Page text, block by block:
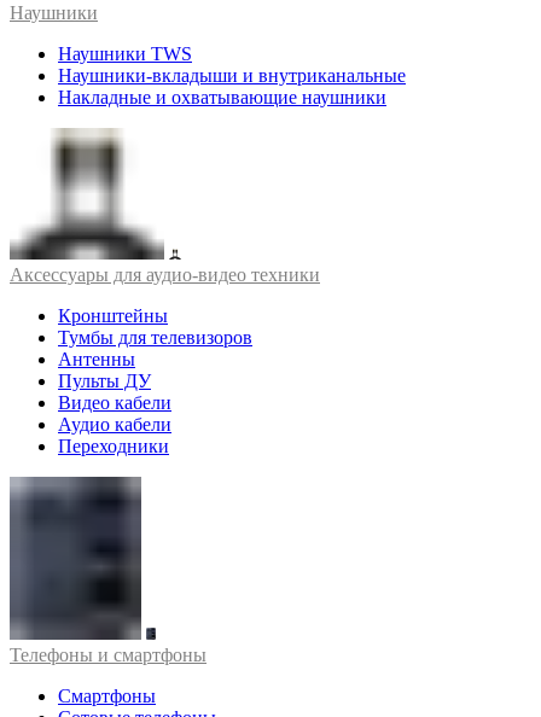
Наушники
Наушники TWS
Наушники-вкладыши и внутриканальные
Накладные и охватывающие наушники
Аксессуары для аудио-видео техники
Кронштейны
Тумбы для телевизоров
Антенны
Пульты ДУ
Видео кабели
Аудио кабели
Переходники
Телефоны и смартфоны
Смартфоны